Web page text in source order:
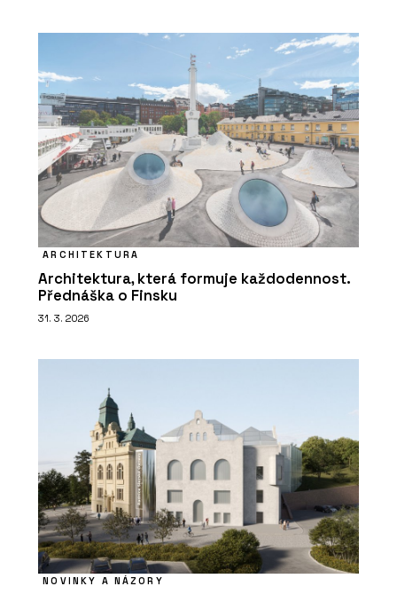
ARCHITEKTURA
Architektura, která formuje každodennost.
Přednáška o Finsku
31. 3. 2026
NOVINKY A NÁZORY